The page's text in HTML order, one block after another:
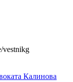
vestnikg
Калинова